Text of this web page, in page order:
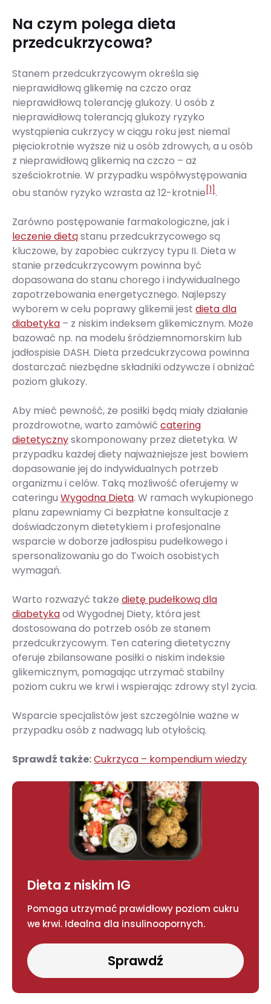
Na czym polega dieta
przedcukrzycowa?
Stanem przedcukrzycowym określa się
nieprawidłową glikemię na czczo oraz
nieprawidłową tolerancję glukozy. U osób z
nieprawidłową tolerancją glukozy ryzyko
wystąpienia cukrzycy w ciągu roku jest niemal
pięciokrotnie wyższe niż u osób zdrowych, a u osób
z nieprawidłową glikemią na czczo – aż
sześciokrotnie. W przypadku współwystępowania
obu stanów ryzyko wzrasta aż 12-krotnie [1] .
Zarówno postępowanie farmakologiczne, jak i
leczenie dietąstanu przedcukrzycowego są
kluczowe, by zapobiec cukrzycy typu II. Dieta w
stanie przedcukrzycowym powinna być
dopasowana do stanu chorego i indywidualnego
zapotrzebowania energetycznego. Najlepszy
wyborem w celu poprawy glikemii jest dieta dla
diabetyka – z niskim indeksem glikemicznym. Może
bazować np. na modelu śródziemnomorskim lub
jadłospisie DASH. Dieta przedcukrzycowa powinna
dostarczać niezbędne składniki odżywcze i obniżać
poziom glukozy.
Aby mieć pewność, że posiłki będą miały działanie
prozdrowotne, warto zamówić catering
dietetycznyskomponowany przez dietetyka. W
przypadku każdej diety najważniejsze jest bowiem
dopasowanie jej do indywidualnych potrzeb
organizmu i celów. Taką możliwość oferujemy w
cateringu Wygodna Dieta. W ramach wykupionego
planu zapewniamy Ci bezpłatne konsultacje z
doświadczonym dietetykiem i profesjonalne
wsparcie w doborze jadłospisu pudełkowego i
spersonalizowaniu go do Twoich osobistych
wymagań.
Warto rozważyć także dietę pudełkową dla
diabetykaod Wygodnej Diety, która jest
dostosowana do potrzeb osób ze stanem
przedcukrzycowym. Ten catering dietetyczny
oferuje zbilansowane posiłki o niskim indeksie
glikemicznym, pomagając utrzymać stabilny
poziom cukru we krwi i wspierając zdrowy styl życia.
Wsparcie specjalistów jest szczególnie ważne w
przypadku osób z nadwagą lub otyłością.
Sprawdź także:Cukrzyca – kompendium wiedzy
Dieta z niskim IG
Pomaga utrzymać prawidłowy poziom cukru
we krwi. Idealna dla insulinoopornych.
Sprawdź